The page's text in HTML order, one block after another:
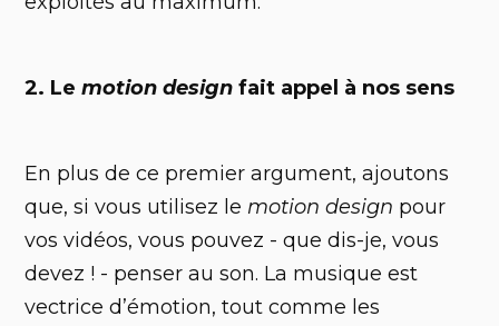
2. Lemotion design fait appel à nos sens
En plus de ce premier argument, ajoutons
que, si vous utilisez le motion design pour
vos vidéos, vous pouvez - que dis-je, vous
devez ! - penser au son. La musique est
vectrice d’émotion, tout comme les